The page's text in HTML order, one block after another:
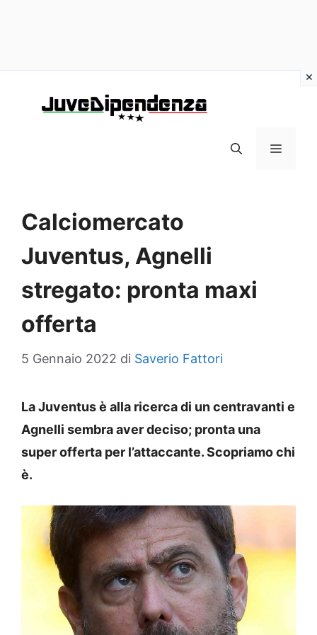
MENU
Calciomercato
Juventus, Agnelli
stregato: pronta maxi
offerta
5 Gennaio 2022 di Saverio Fattori
La Juventus è alla ricerca di un centravanti e
Agnelli sembra aver deciso; pronta una
super offerta per l’attaccante. Scopriamo chi
è.